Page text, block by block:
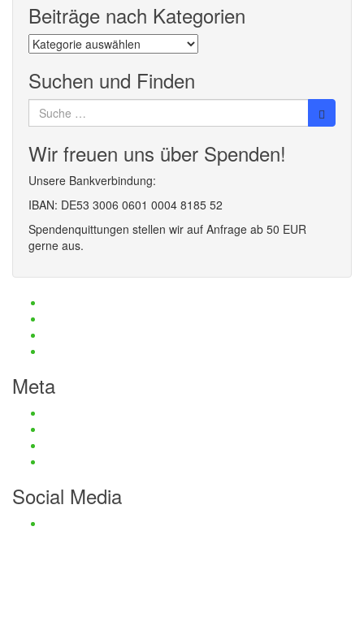
Beiträge nach Kategorien
Beiträge
nach
Kategorien
Suchen und Finden
Suche
nach:
Wir freuen uns über Spenden!
Unsere Bankverbindung:
IBAN: DE53 3006 0601 0004 8185 52
Spendenquittungen stellen wir auf Anfrage ab 50 EUR
gerne aus.
Meta
Social Media